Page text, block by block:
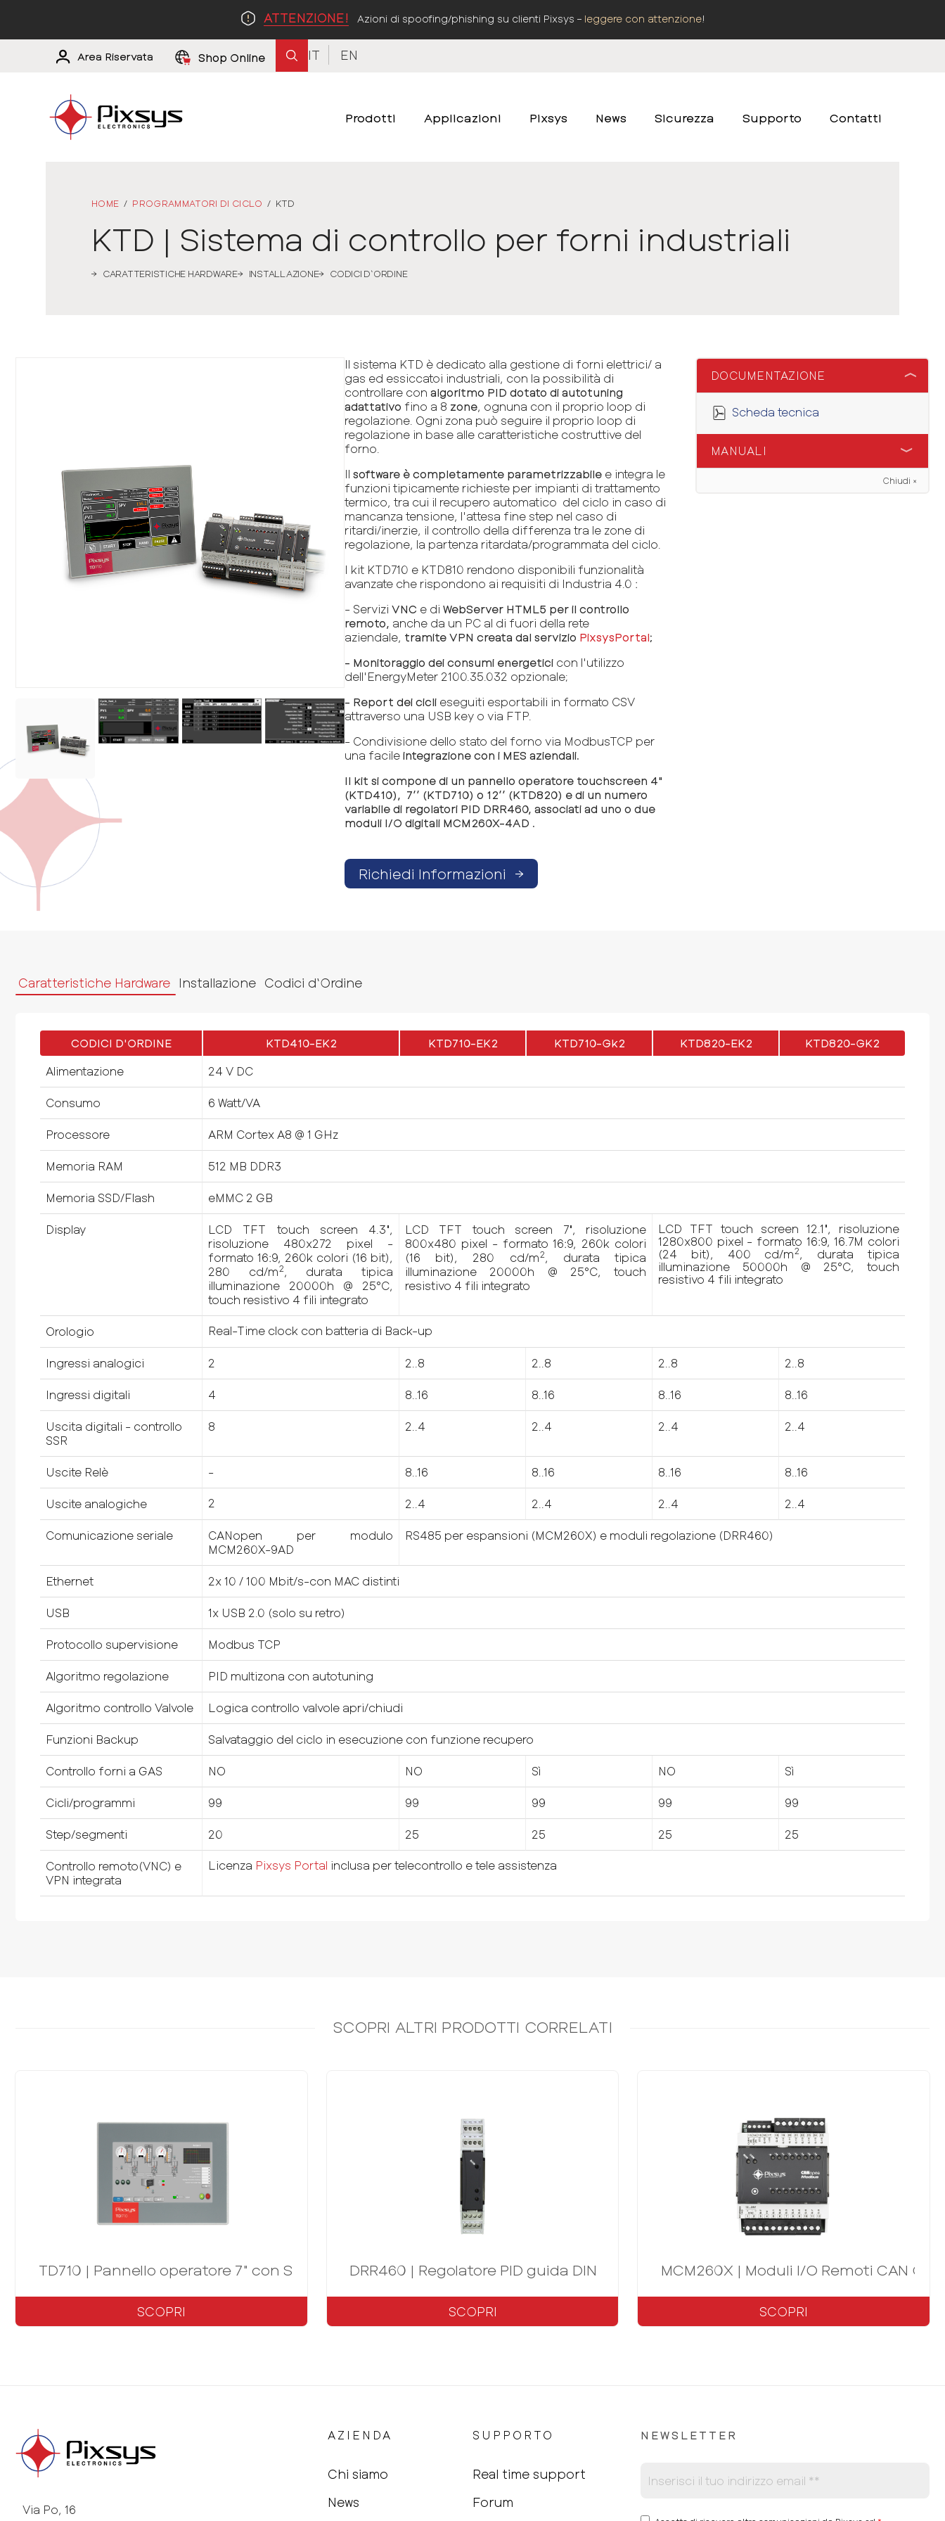
ATTENZIONE! Azioni di spoofing/phishing su clienti Pixsys – leggere con attenzione!
Area Riservata Shop Online IT EN
Prodotti Applicazioni Pixsys News Sicurezza Supporto Contatti
HOME / PROGRAMMATORI DI CICLO / KTD
KTD | Sistema di controllo per forni industriali
CARATTERISTICHE HARDWARE INSTALLAZIONE CODICI D‘ORDINE
Il sistema KTD è dedicato alla gestione di forni elettrici/ a
gas ed essiccatoi industriali, con la possibilità di
controllare con algoritmo PID dotato di autotuning
adattativo fino a 8 zone, ognuna con il proprio loop di
regolazione. Ogni zona può seguire il proprio loop di
regolazione in base alle caratteristiche costruttive del
forno.
Il software è completamente parametrizzabile e integra le
funzioni tipicamente richieste per impianti di trattamento
termico, tra cui il recupero automatico del ciclo in caso di
mancanza tensione, l'attesa fine step nel caso di
ritardi/inerzie, il controllo della differenza tra le zone di
regolazione, la partenza ritardata/programmata del ciclo.
I kit KTD710 e KTD810 rendono disponibili funzionalità
avanzate che rispondono ai requisiti di Industria 4.0 :
- Servizi VNC e di WebServer HTML5 per il controllo
remoto, anche da un PC al di fuori della rete
aziendale, tramite VPN creata dal servizio PixsysPortal;
- Monitoraggio dei consumi energetici con l'utilizzo
dell'EnergyMeter 2100.35.032 opzionale;
- Report dei cicli eseguiti esportabili in formato CSV
attraverso una USB key o via FTP.
- Condivisione dello stato del forno via ModbusTCP per
una facile integrazione con i MES aziendali.
Il kit si compone di un pannello operatore touchscreen 4"
(KTD410), 7’’ (KTD710) o 12’’ (KTD820) e di un numero
variabile di regolatori PID DRR460, associati ad uno o due
moduli I/O digitali MCM260X-4AD .
Richiedi Informazioni →
DOCUMENTAZIONE
Scheda tecnica
MANUALI
KTD710/820 Man. Inst. IT/ENChiudi ×
Caratteristiche Hardware
CODICI D'ORDINE KTD410-EK2 KTD710-EK2 KTD710-Gk2 KTD820-EK2 KTD820-GK2
Alimentazione 24 V DC
Consumo 6 Watt/VA
Processore ARM Cortex A8 @ 1 GHz
Memoria RAM 512 MB DDR3
Memoria SSD/Flash eMMC 2 GB
Display
LCD TFT touch screen 4.3",
risoluzione 480x272 pixel -
formato 16:9, 260k colori (16 bit),
280 cd/m2, durata tipica
illuminazione 20000h @ 25°C,
touch resistivo 4 fili integrato
LCD TFT touch screen 7", risoluzione
800x480 pixel - formato 16:9, 260k colori
(16 bit), 280 cd/m2, durata tipica
illuminazione 20000h @ 25°C, touch
resistivo 4 fili integrato
LCD TFT touch screen 12.1", risoluzione
1280x800 pixel - formato 16:9, 16.7M colori
(24 bit), 400 cd/m2 , durata tipica
illuminazione 50000h @ 25°C, touch
resistivo 4 fili integrato
Orologio Real-Time clock con batteria di Back-up
Ingressi analogici 2 2..8 2..8 2..8 2..8
Ingressi digitali 4 8..16 8..16 8..16 8..16
Uscita digitali - controllo
SSR
8 2..4 2..4 2..4 2..4
Uscite Relè - 8..16 8..16 8..16 8..16
Uscite analogiche 2 2..4 2..4 2..4 2..4
Comunicazione seriale
CANopen per modulo
MCM260X-9AD
RS485 per espansioni (MCM260X) e moduli regolazione (DRR460)
Ethernet 2x 10 / 100 Mbit/s-con MAC distinti
USB 1x USB 2.0 (solo su retro)
Protocollo supervisione Modbus TCP
Algoritmo regolazione PID multizona con autotuning
Algoritmo controllo Valvole Logica controllo valvole apri/chiudi
Funzioni Backup Salvataggio del ciclo in esecuzione con funzione recupero
Controllo forni a GAS NO NO Sì NO Sì
Cicli/programmi 99 99 99 99 99
Step/segmenti 20 25 25 25 25
Controllo remoto(VNC) e
VPN integrata
Licenza Pixsys Portal inclusa per telecontrollo e tele assistenza
Installazione Codici d‘Ordine
SCOPRI ALTRI PRODOTTI CORRELATI
TD710 | Pannello operatore 7" con Soft-PLC
SCOPRI
DRR460 | Regolatore PID guida DIN
SCOPRI
MCM260X | Moduli I/O Remoti CAN
SCOPRI
Via Po, 16
AZIENDA
Chi siamo
News
SUPPORTO
Real time support
Forum
NEWSLETTER